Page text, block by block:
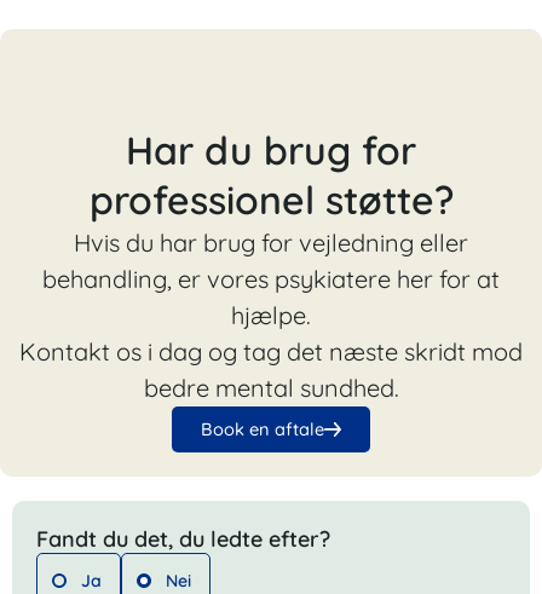
Har du brug for
professionel støtte?
Hvis du har brug for vejledning eller
behandling, er vores psykiatere her for at
hjælpe.
Kontakt os i dag og tag det næste skridt mod
bedre mental sundhed.
Book en aftale
Fandt du det, du ledte efter?
Ja Nei